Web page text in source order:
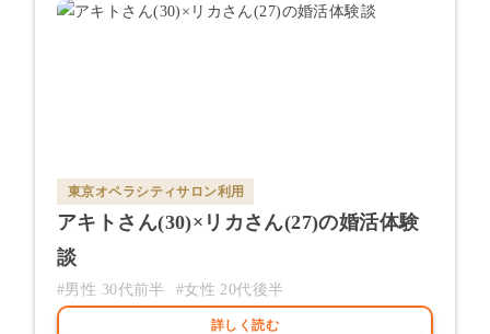
東京オペラシティサロン利用
アキト さん(30)× リカ さん(27)の婚活体験
談
#男性 30代前半 #女性20代後半
詳しく読む